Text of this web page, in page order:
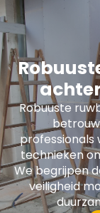
Robuuste
professionals
technieken
We begrijpen
veiligheid